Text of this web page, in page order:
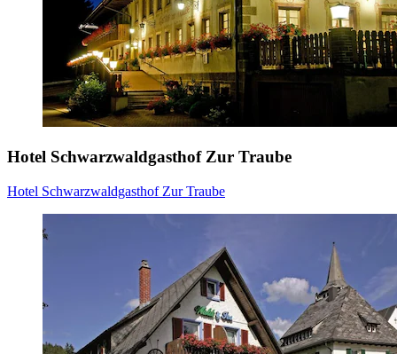
Hotel Schwarzwaldgasthof Zur Traube
Hotel Schwarzwaldgasthof Zur Traube